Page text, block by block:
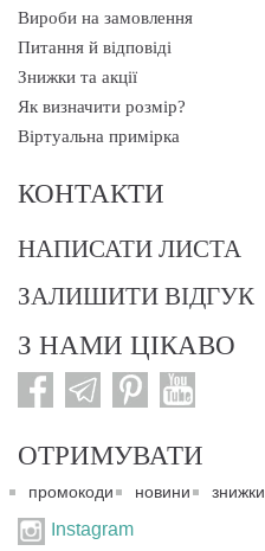
Вироби на замовлення
Питання й відповіді
Знижки та акції
Як визначити розмір?
Віртуальна примірка
КОНТАКТИ
НАПИСАТИ ЛИСТА
ЗАЛИШИТИ ВІДГУК
З НАМИ ЦІКАВО
ОТРИМУВАТИ
промокоди новини знижки
Instagram